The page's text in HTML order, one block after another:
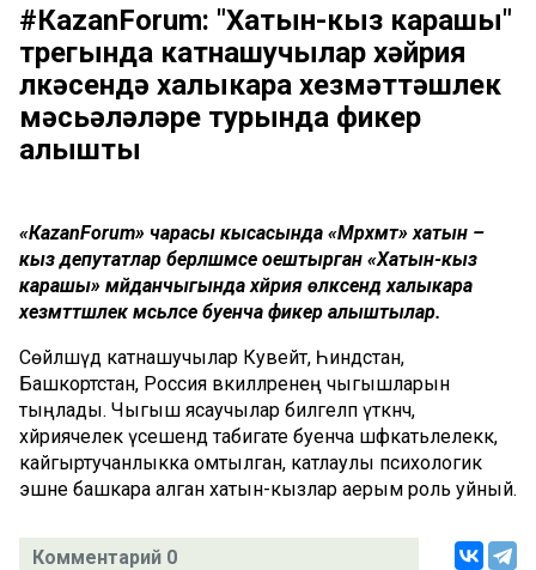
#КаzanForum: "Хатын-кыз карашы"
трегында катнашучылар хәйрия
өлкәсендә халыкара хезмәттәшлек
мәсьәләләре турында фикер
алышты
«КаzanForum» чарасы кысасында «Мәрхәмәт» хатын –
кыз депутатлар берләшмәсе оештырган «Хатын-кыз
карашы» мәйданчыгында хәйрия өлкәсендә халыкара
хезмәттәшлек мәсьәләсе буенча фикер алыштылар.
Сөйләшүдә катнашучылар Кувейт, Һиндстан,
Башкортстан, Россия вәкилләренең чыгышларын
тыңлады. Чыгыш ясаучылар билгеләп үткәнчә,
хәйриячелек үсешендә табигате буенча шәфкатьлелеккә,
кайгыртучанлыкка омтылган, катлаулы психологик
эшне башкара алган хатын-кызлар аерым роль уйный.
Комментарий 0